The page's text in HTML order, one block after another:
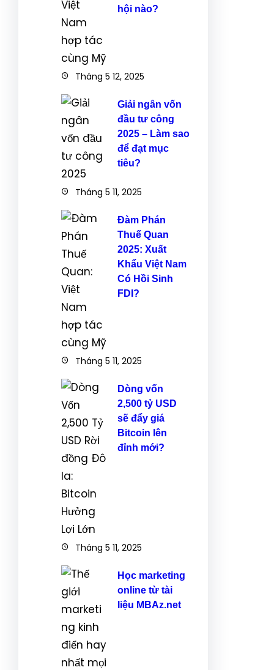
hội nào?
Tháng 5 12, 2025
Giải ngân vốn
đầu tư công
2025 – Làm sao
để đạt mục
tiêu?
Tháng 5 11, 2025
Đàm Phán
Thuế Quan
2025: Xuất
Khẩu Việt Nam
Có Hồi Sinh
FDI?
Tháng 5 11, 2025
Dòng vốn
2,500 tỷ USD
sẽ đẩy giá
Bitcoin lên
đỉnh mới?
Tháng 5 11, 2025
Học marketing
online từ tài
liệu MBAz.net